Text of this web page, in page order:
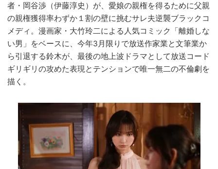
者・岡谷渉（伊藤淳史）が、愛娘の親権を得るために父親
の親権獲得率わずか１割の壁に挑むサレ夫逆襲ブラックコ
メディ。漫画家・大竹玲二による人気コミック「離婚しな
い男」をベースに、今年3月限りで放送作家業と文筆業か
ら引退する鈴木が、最後の地上波ドラマとして放送コード
ギリギリの攻めた表現とテンションで唯一無二の不倫劇を
描く。